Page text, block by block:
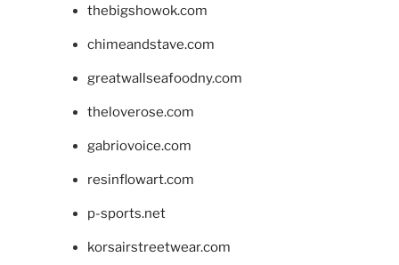
thebigshowok.com
chimeandstave.com
greatwallseafoodny.com
theloverose.com
gabriovoice.com
resinflowart.com
p-sports.net
korsairstreetwear.com